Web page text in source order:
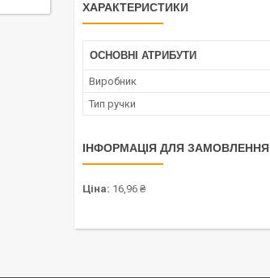
ХАРАКТЕРИСТИКИ
ОСНОВНІ АТРИБУТИ
Виробник
Тип ручки
ІНФОРМАЦІЯ ДЛЯ ЗАМОВЛЕННЯ
Ціна: 16,96 ₴